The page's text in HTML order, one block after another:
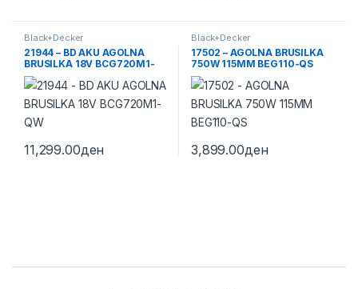
Black+Decker
21944 – BD AKU AGOLNA
BRUSILKA 18V BCG720M1-
QW
11,299.00ден
Black+Decker
17502 – AGOLNA BRUSILKA
750W 115MM BEG110-QS
3,899.00ден